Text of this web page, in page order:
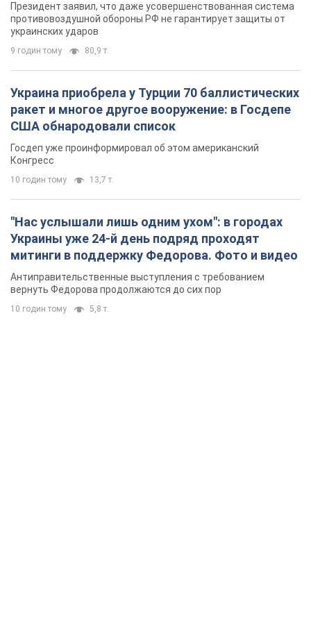
Президент заявил, что даже усовершенствованная система
противовоздушной обороны РФ не гарантирует защиты от
украинских ударов
9 годин тому 80,9 т.
Украина приобрела у Турции 70 баллистических
ракет и многое другое вооружение: в Госдепе
США обнародовали список
Госдеп уже проинформировал об этом американский
Конгресс
10 годин тому 13,7 т.
"Нас услышали лишь одним ухом": в городах
Украины уже 24-й день подряд проходят
митинги в поддержку Федорова. Фото и видео
Антиправительственные выступления с требованием
вернуть Федорова продолжаются до сих пор
10 годин тому 5,8 т.